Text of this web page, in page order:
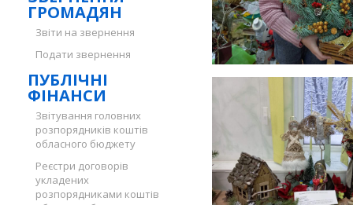
ГРОМАДЯН
Звіти на звернення
Подати звернення
ПУБЛІЧНІ
ФІНАНСИ
Звітування головних
розпорядників коштів
обласного бюджету
Реєстри договорів
укладених
розпорядниками коштів